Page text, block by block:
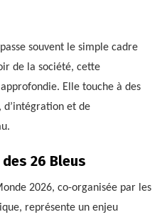
souvent le simple cadre
de la société, cette
Elle touche à des
d’intégration et de
26 Bleus
2026, co-organisée par les
représente un enjeu